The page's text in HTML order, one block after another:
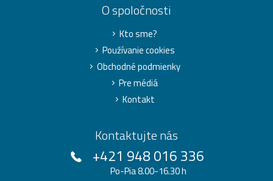
O spoločnosti
Kto sme?
Používanie cookies
Obchodné podmienky
Pre médiá
Kontakt
Kontaktujte nás
+421 948 016 336
Po-Pia 8.00-16.30 h